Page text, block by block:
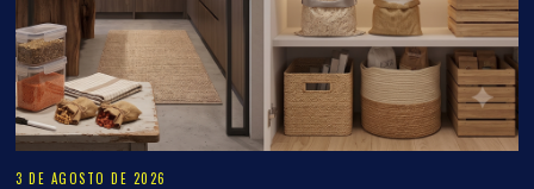
3 DE AGOSTO DE 2026